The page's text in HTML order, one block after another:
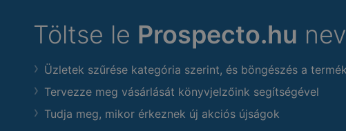
Töltse le Prospecto.hu
Üzletek szűrése kategória szerint, és böngészés a
Tervezze meg vásárlását könyvjelzőink segítségével
Tudja meg, mikor érkeznek új akciós újságok